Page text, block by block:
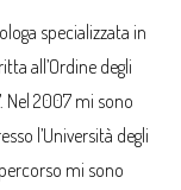
specializzata in
all’Ordine degli
Nel 2007 mi sono
l’Università degli
mi sono